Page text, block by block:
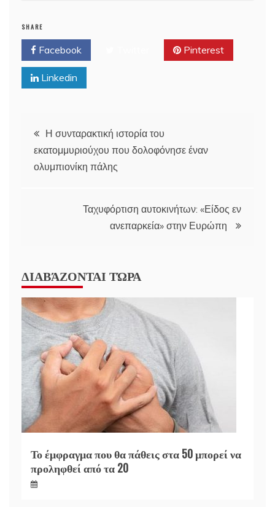
SHARE
Facebook Pinterest
Linkedin
Post
navigation
Η συνταρακτική ιστορία του
εκατομμυριούχου που δολοφόνησε έναν
ολυμπιονίκη πάλης
Ταχυφόρτιση αυτοκινήτων: «Είδος εν
ανεπαρκεία» στην Ευρώπη
ΔΙΑΒΆΖΟΝΤΑΙ ΤΏΡΑ
Το έμφραγμα που θα πάθεις στα 50 μπορεί να
προληφθεί από τα 20